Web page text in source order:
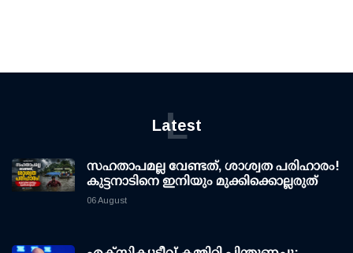
Latest
L
സഹതാപമല്ല വേണ്ടത്, ശാശ്വത പരിഹാരം!
കുട്ടനാടിനെ ഇനിയും മുക്കിക്കൊല്ലരുത്
06 August